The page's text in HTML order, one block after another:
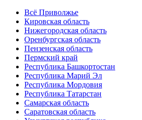
Всё Приволжье
Кировская область
Нижегородская область
Оренбургская область
Пензенская область
Пермский край
Республика Башкортостан
Республика Марий Эл
Республика Мордовия
Республика Татарстан
Самарская область
Саратовская область